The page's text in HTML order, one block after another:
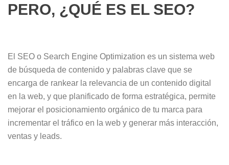
PERO, ¿QUÉ ES EL SEO?
El SEO o Search Engine Optimization es un sistema web
de búsqueda de contenido y palabras clave que se
encarga de rankear la relevancia de un contenido digital
en la web, y que planificado de forma estratégica, permite
mejorar el posicionamiento orgánico de tu marca para
incrementar el tráfico en la web y generar más interacción,
ventas y leads.